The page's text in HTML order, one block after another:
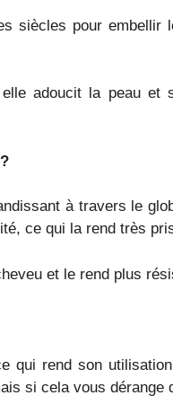
siècles pour embellir
adoucit la peau
à travers le
ce qui la rend très
et le rend plus
qui rend son
si cela vous